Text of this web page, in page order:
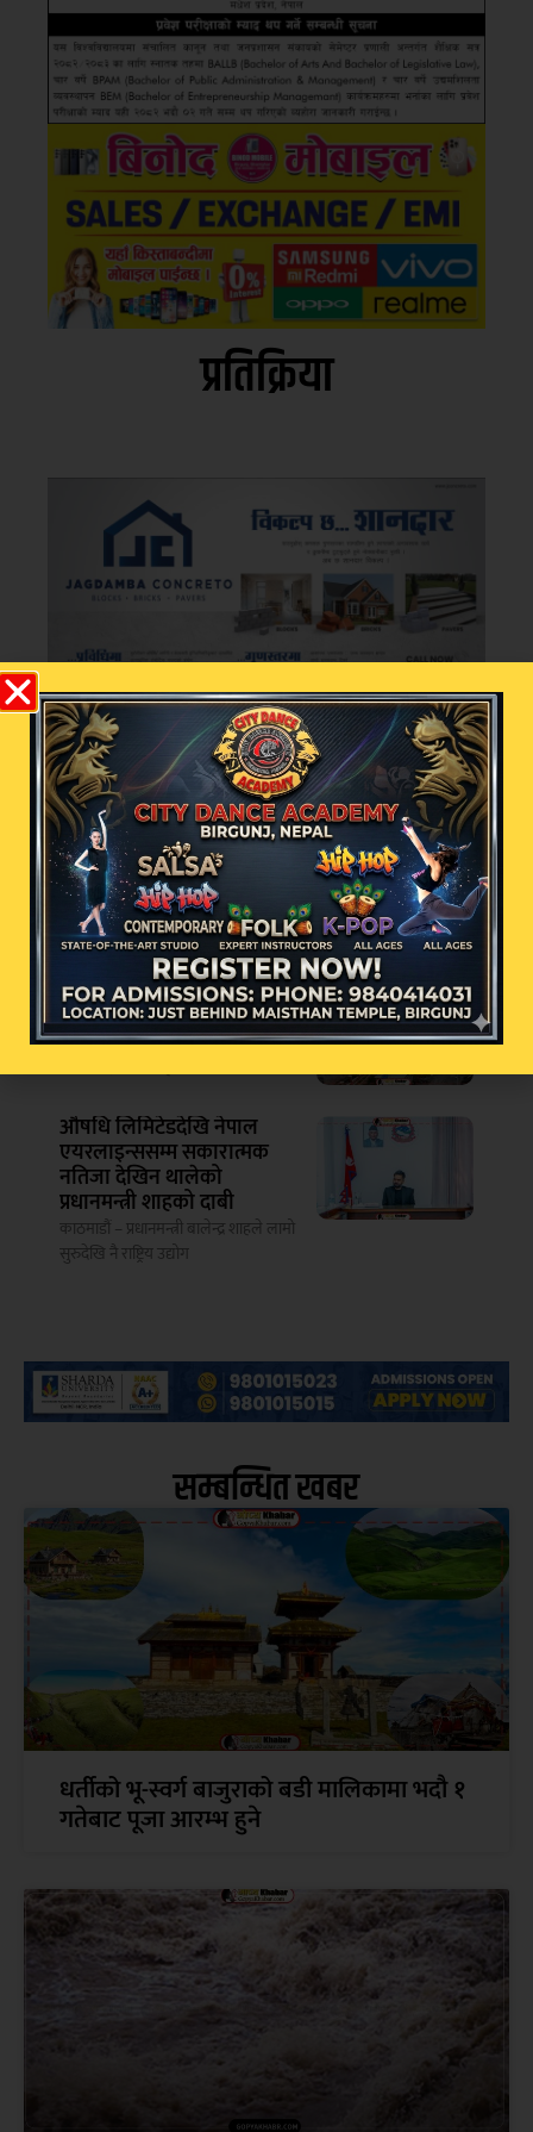
प्रतिक्रिया
भर्खरै चर्चामा
२३ जिल्लामा आकस्मिक
बाढीको जोखिम, नदी किनारका
बासिन्दालाई उच्च सतर्कता
अपनाउन आग्रह
काठमाडौं – देशका विभिन्न भागमा वर्षा
सक्रिय भएसँगै २३ जिल्लाका
४० करोड लगानीमा पुनर्निर्माण
हुँदै मन्त्री आवास
काठमाडौं – । जेनजी आन्दोलनमा क्षतिग्रस्त
भैँसेपाटीस्थित मन्त्रीहरूको सरकारी आवास
औषधि लिमिटेडदेखि नेपाल
एयरलाइन्ससम्म सकारात्मक
नतिजा देखिन थालेको
प्रधानमन्त्री शाहको दाबी
काठमाडौं – प्रधानमन्त्री बालेन्द्र शाहले लामो
सुरुदेखि नै राष्ट्रिय उद्योग
सम्बन्धित खबर
धर्तीको भू-स्वर्ग बाजुराको बडी मालिकामा भदौ १
गतेबाट पूजा आरम्भ हुने